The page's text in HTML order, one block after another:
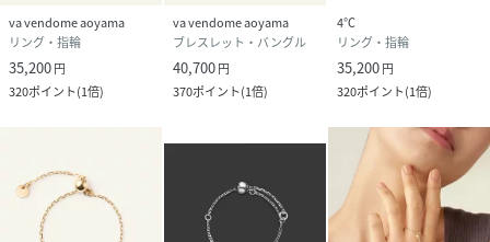
va vendome aoyama
リング・指輪
35,200円
320ポイント(1倍)
va vendome aoyama
ブレスレット・バングル
40,700円
370ポイント(1倍)
4℃
リング・指輪
35,200円
320ポイント(1倍)